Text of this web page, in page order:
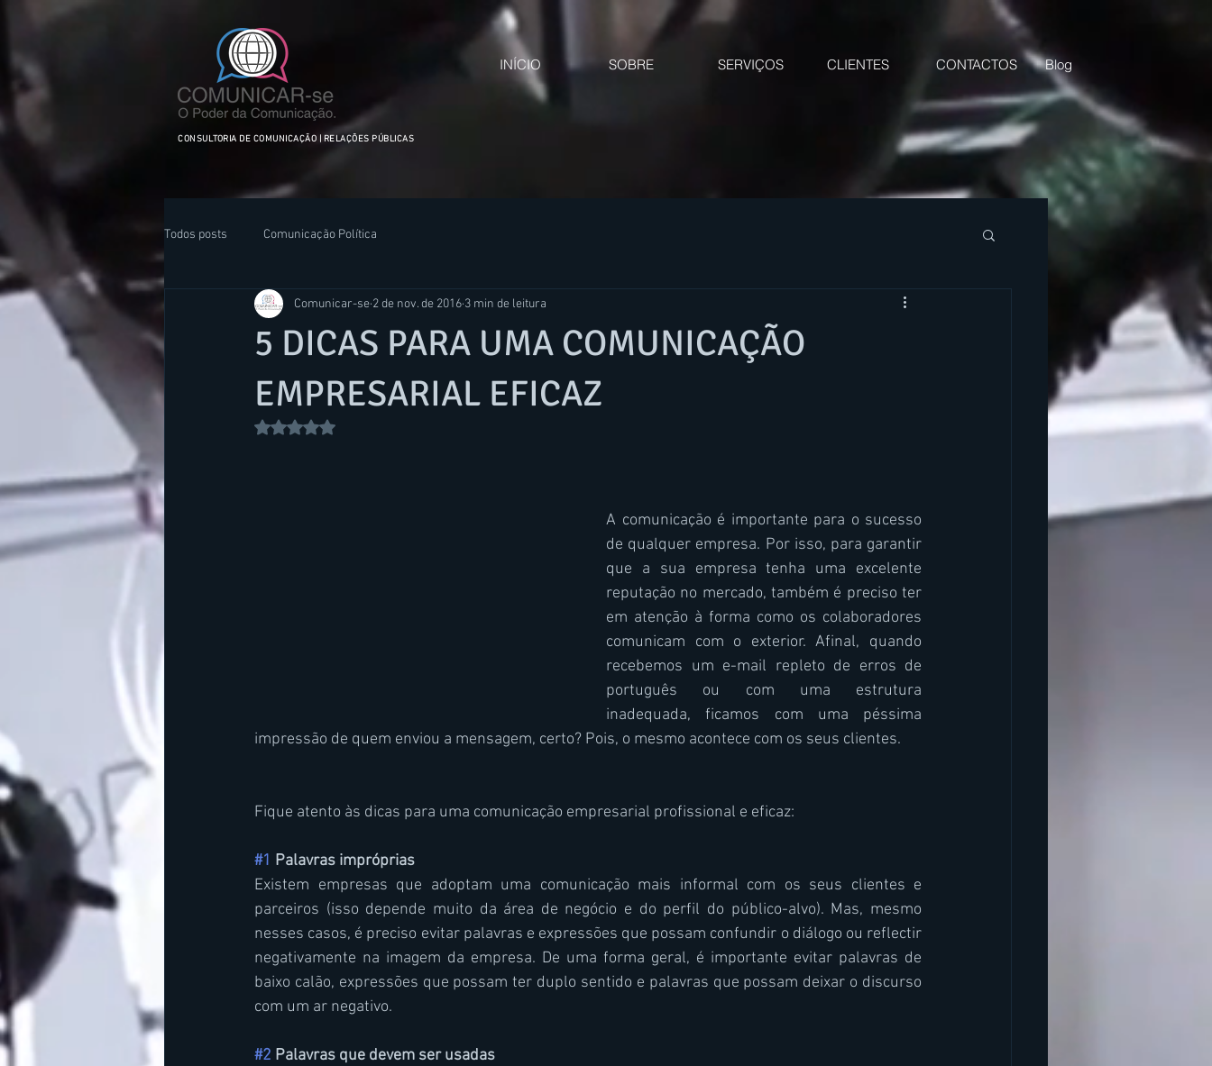
INÍCIO SOBRE SERVIÇOS CLIENTES CONTACTOS Blog
CONSULTORIA DE COMUNICAÇÃO | RELAÇÕES PÚBLICAS
Todos posts Comunicação Política
5 DICAS PARA UMA COMUNICAÇÃO
EMPRESARIAL EFICAZ
Comunicar-se 2 de nov. de 2016 3 min de leitura
Avaliado com NaN de 5 estrelas.
A comunicação é importante para o sucesso
de qualquer empresa. Por isso, para garantir
que a sua empresa tenha uma excelente
reputação no mercado, também é preciso ter
em atenção à forma como os colaboradores
comunicam com o exterior. Afinal, quando
recebemos um e-mail repleto de erros de
português ou com uma estrutura
inadequada, ficamos com uma péssima
impressão de quem enviou a mensagem, certo? Pois, o mesmo acontece com os seus clientes.
Fique atento às dicas para uma comunicação empresarial profissional e eficaz:
#1 Palavras impróprias
Existem empresas que adoptam uma comunicação mais informal com os seus clientes e
parceiros (isso depende muito da área de negócio e do perfil do público-alvo). Mas, mesmo
nesses casos, é preciso evitar palavras e expressões que possam confundir o diálogo ou reflectir
negativamente na imagem da empresa. De uma forma geral, é importante evitar palavras de
baixo calão, expressões que possam ter duplo sentido e palavras que possam deixar o discurso
com um ar negativo.
#2 Palavras que devem ser usadas